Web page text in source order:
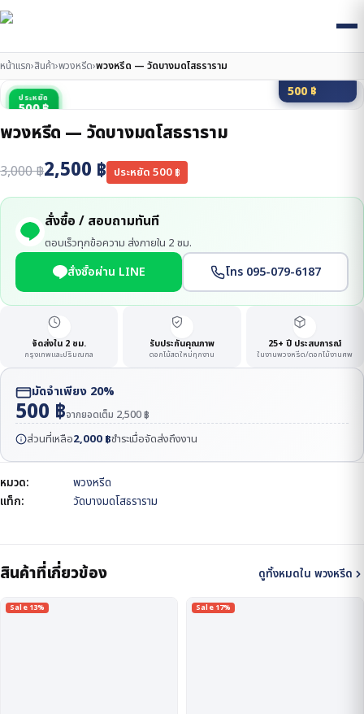
หน้าแรก›สินค้า›พวงหรีด›พวงหรีด — วัดบางมดโสธราราม
ประหยัด
500 ฿
มัดจำ 20%
500 ฿
พวงหรีด — วัดบางมดโสธราราม
3,000฿2,500 ฿ ประหยัด 500 ฿
สั่งซื้อ / สอบถามทันที
ตอบเร็วทุกข้อความ ส่งภายใน 2 ชม.
สั่งซื้อผ่าน LINE โทร 095-079-6187
จัดส่งใน 2 ชม.
กรุงเทพและปริมณฑล
รับประกันคุณภาพ
ดอกไม้สดใหม่ทุกงาน
25+ ปี ประสบการณ์
ในงานพวงหรีด/ดอกไม้งานศพ
มัดจำเพียง 20%
500 ฿จากยอดเต็ม 2,500฿
ส่วนที่เหลือ2,000 ฿ชำระเมื่อจัดส่งถึงงาน
หมวด:
พวงหรีด
แท็ก:
วัดบางมดโสธราราม
สินค้าที่เกี่ยวข้อง ดูทั้งหมดใน พวงหรีด
Sale 13% Sale 17%